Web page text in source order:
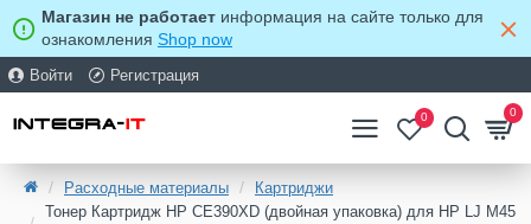
Магазин не работает информация на сайте только для
ознакомления Shop now
Войти Регистрация
0 0
Расходные материалы
Картриджи
Тонер Картридж HP CE390XD (двойная упаковка) для HP LJ M45